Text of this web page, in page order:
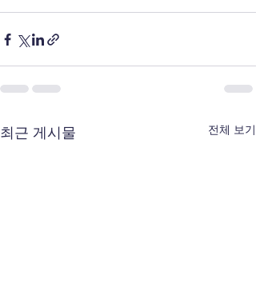
최근 게시물 전체 보기